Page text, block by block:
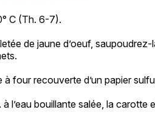
C (Th. 6-7).
de jaune d’oeuf,
four recouverte d’un papier
l’eau bouillante salée, la